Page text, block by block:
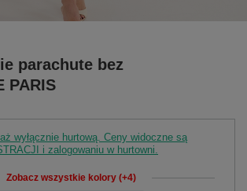
parachute bez
PARIS
wyłącznie hurtową. Ceny widoczne są
i zalogowaniu w hurtowni.
Zobacz wszystkie kolory (+4)